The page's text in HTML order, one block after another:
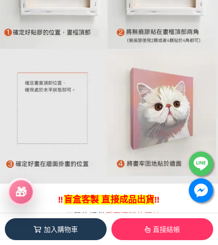
加入購物車 直接結帳
‼️盲盒客製 直接成品出貨‼️
🐶下單後提供愛寵清晰的照片
畫師會按照寵物 🐱
的毛色、姿勢
🎁